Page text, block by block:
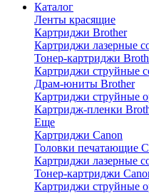
Каталог
Ленты красящие
Картриджи Brother
Картриджи лазерные
Тонер-картриджи
Картриджи струйные
Драм-юниты Brother
Картриджи струйные
Картридж-пленки
Еще
Картриджи Canon
Головки печатающие
Картриджи лазерные
Тонер-картриджи
Картриджи струйные